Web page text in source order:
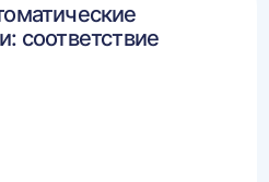
соответствие